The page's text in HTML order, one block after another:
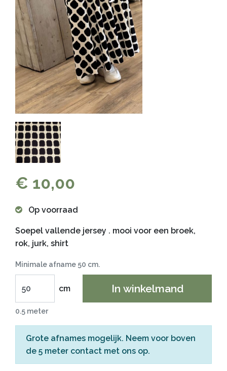
€ 10,00
Op voorraad
Soepel vallende jersey . mooi voor een broek,
rok, jurk, shirt
Minimale afname 50 cm.
cm In winkelmand
0.5 meter
Grote afnames mogelijk. Neem voor boven
de 5 meter contact met ons op.